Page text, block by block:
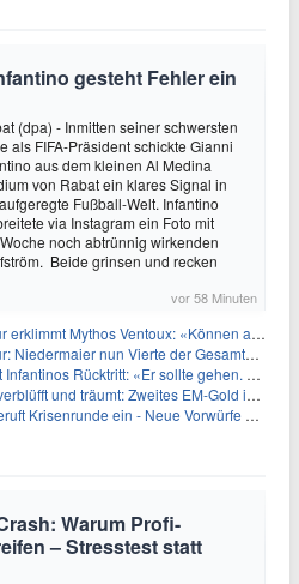
gesteht Fehler ein
(dpa) - Inmitten seiner schwersten
als FIFA-Präsident schickte Gianni
aus dem kleinen Al Medina
von Rabat ein klares Signal in
Fußball-Welt. Infantino
via Instagram ein Foto mit
noch abtrünnig wirkenden
Beide grinsen und recken
vor 58 Minuten
Mythos Ventoux: «Können alles schaffen»
Niedermaier nun Vierte der Gesamtwertung
Rücktritt: «Er sollte gehen. Jetzt»
und träumt: Zweites EM-Gold in Paris
Krisenrunde ein - Neue Vorwürfe gegen FIFA
Warum Profi-
– Stresstest statt